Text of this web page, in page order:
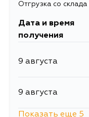
Отгрузка со
Дата и время
получения
9 августа
9 августа
Показать еще 5